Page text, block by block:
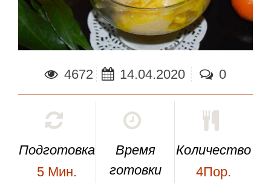
4672 14.04.2020 0
Подготовка
5 Мин.
Время
готовки
Количество
4Пор.